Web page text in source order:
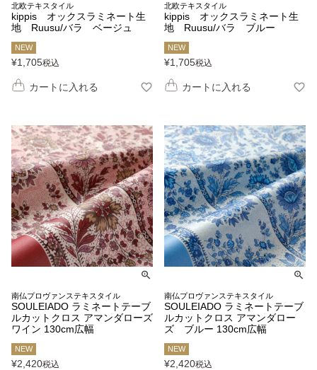
北欧テキスタイル
kippis オックスラミネート生
地 Ruusu/バラ ベージュ
NEW
¥1,705税込
カートに入れる
北欧テキスタイル
kippis オックスラミネート生
地 Ruusu/バラ ブルー
NEW
¥1,705税込
カートに入れる
南仏プロヴァンステキスタイル
SOULEIADO ラミネートテーブ
ルカットクロス アマンダローズ
ワイン 130cm広幅
NEW
¥2,420税込
南仏プロヴァンステキスタイル
SOULEIADO ラミネートテーブ
ルカットクロス アマンダロー
ズ ブルー 130cm広幅
NEW
¥2,420税込